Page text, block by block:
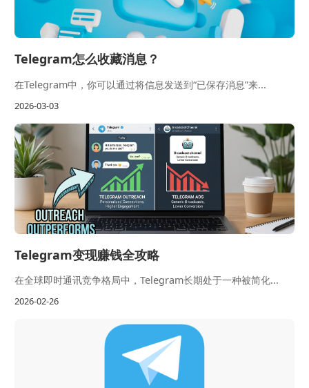
Telegram怎么收藏消息？
在Telegram中，你可以通过将信息发送到“已保存消息”来...
2026-03-03
Telegram变现赚钱全攻略
在全球即时通讯竞争格局中，Telegram长期处于一种被简化...
2026-02-26